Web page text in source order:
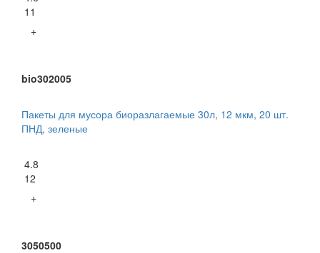
11
+
bio302005
Пакеты для мусора биоразлагаемые 30л, 12 мкм, 20 шт.
ПНД, зеленые
4.8
12
+
3050500